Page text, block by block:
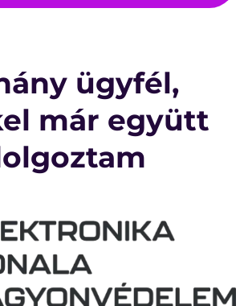
ügyfél,
már együtt